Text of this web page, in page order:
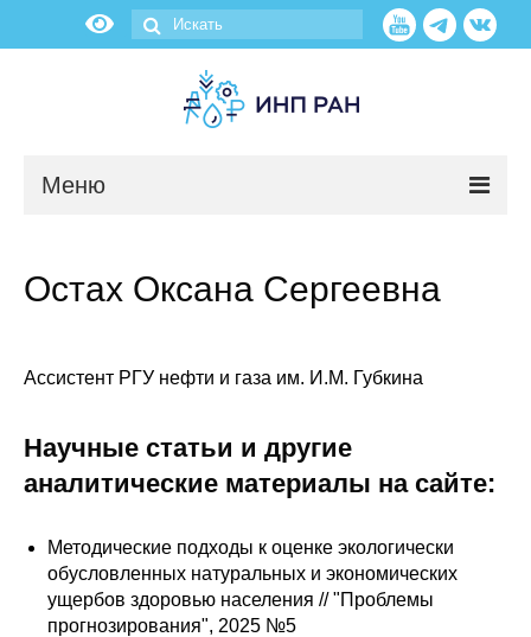
Меню
Администрация
Отчетность
Остах Оксана Сергеевна
Ассистент РГУ нефти и газа им. И.М. Губкина
Научные статьи и другие
аналитические материалы на сайте:
Методические подходы к оценке экологически
обусловленных натуральных и экономических
ущербов здоровью населения // "Проблемы
прогнозирования", 2025 №5